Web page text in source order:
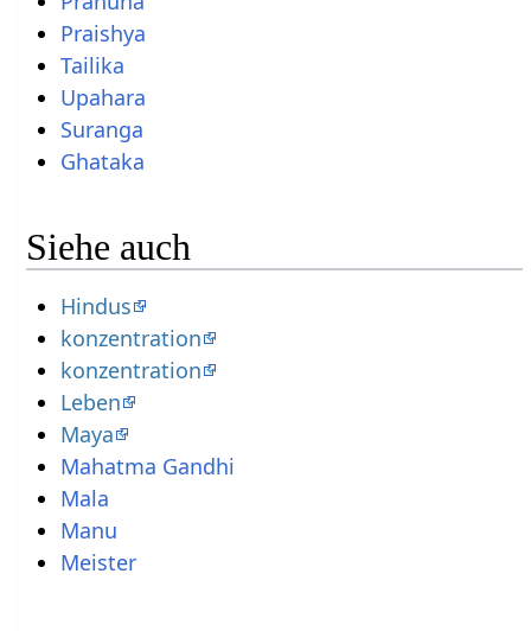
Praishya
Tailika
Upahara
Suranga
Ghataka
Siehe auch
Hindus
konzentration
konzentration
Leben
Maya
Mahatma Gandhi
Mala
Manu
Meister